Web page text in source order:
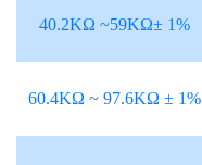
40.2KΩ ~59KΩ± 1%
60.4KΩ ~ 97.6KΩ ± 1%